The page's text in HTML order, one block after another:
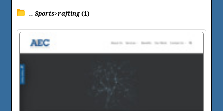
.. Sports>rafting(1)